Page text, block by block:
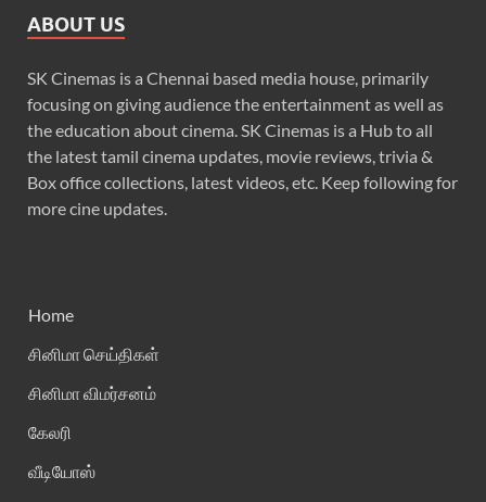
ABOUT US
SK Cinemas is a Chennai based media house, primarily
focusing on giving audience the entertainment as well as
the education about cinema. SK Cinemas is a Hub to all
the latest tamil cinema updates, movie reviews, trivia &
Box office collections, latest videos, etc. Keep following for
more cine updates.
Home
சினிமா செய்திகள்
சினிமா விமர்சனம்
கேலரி
வீடியோஸ்